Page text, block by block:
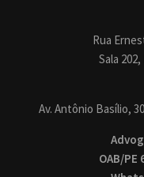
Rua
Sala
Av. Antônio Basílio,
OAB/PE